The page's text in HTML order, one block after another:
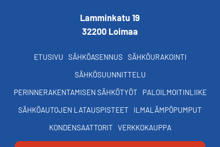
Lamminkatu 19
32200 Loimaa
ETUSIVU SÄHKÖASENNUS
SÄHKÖURAKOINTI
SÄHKÖSUUNNITTELU
PERINNERAKENTAMISEN SÄHKÖTYÖT
PALOILMOITINLIIKE
SÄHKÖAUTOJEN LATAUSPISTEET
ILMALÄMPÖPUMPUT
KONDENSAATTORIT
VERKKOKAUPPA